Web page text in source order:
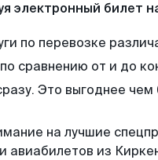
электронный билет
по перевозке
сравнению от и до
Это выгоднее
на лучшие
авиабилетов из